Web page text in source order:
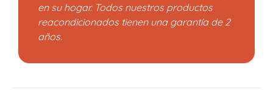
en su hogar. Todos nuestros productos
reacondicionados tienen una garantía de 2
años.